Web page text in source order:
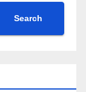
Search